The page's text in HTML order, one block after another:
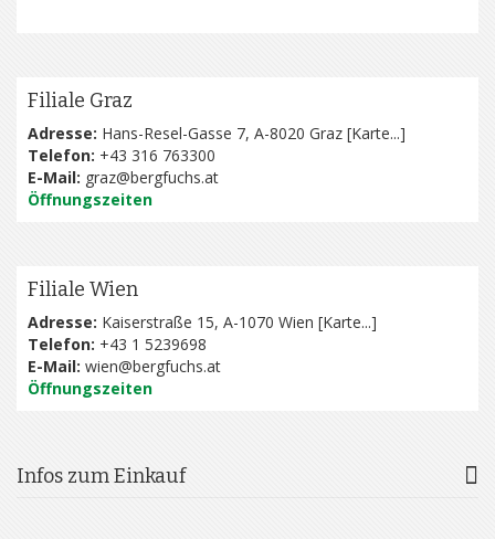
Filiale Graz
Adresse: Hans-Resel-Gasse 7, A-8020 Graz [Karte...]
Telefon: +43 316 763300
E-Mail: graz@bergfuchs.at
Öffnungszeiten
Filiale Wien
Adresse: Kaiserstraße 15, A-1070 Wien [Karte...]
Telefon: +43 1 5239698
E-Mail: wien@bergfuchs.at
Öffnungszeiten
Infos zum Einkauf